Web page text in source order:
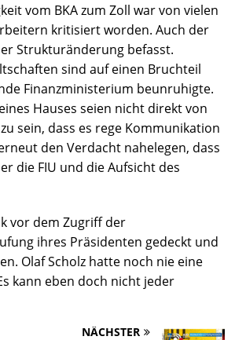
vom BKA zum Zoll war von vielen
kritisiert worden. Auch der
Strukturänderung befasst.
sind auf einen Bruchteil
Finanzministerium beunruhigte.
Hauses seien nicht direkt von
sein, dass es rege Kommunikation
den Verdacht nahelegen, dass
die FIU und die Aufsicht des
vor dem Zugriff der
ihres Präsidenten gedeckt und
Olaf Scholz hatte noch nie eine
kann eben doch nicht jeder
NÄCHSTER